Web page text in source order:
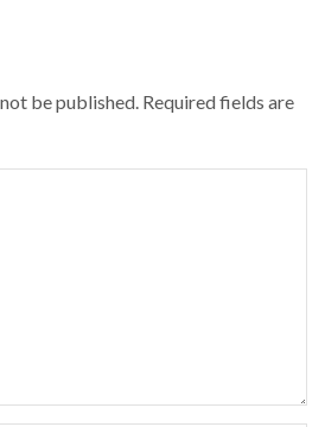
be published. Required fields are